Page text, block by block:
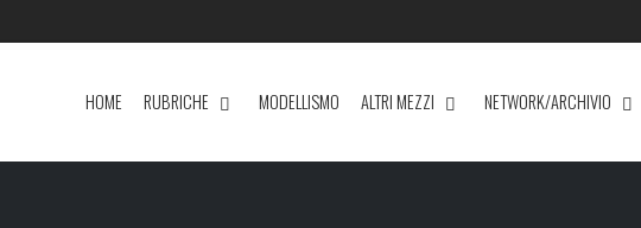
HOME RUBRICHE MODELLISMO ALTRI MEZZI NETWORK/ARCHIVIO